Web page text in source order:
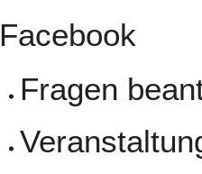
Facebook
Fragen